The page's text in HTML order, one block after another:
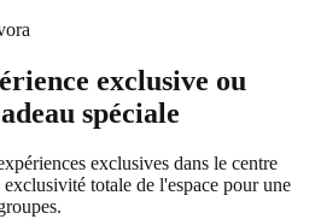
exclusive ou
spéciale
exclusives dans le centre
totale de l'espace pour une